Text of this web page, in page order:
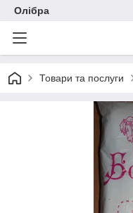
Олібра
Товари та послуги